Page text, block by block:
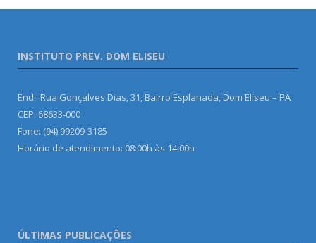
INSTITUTO PREV. DOM ELISEU
End.: Rua Gonçalves Dias, 31, Bairro Esplanada, Dom Eliseu – PA
CEP: 68633-000
Fone: (94) 99209-3185
Horário de atendimento: 08:00h às 14:00h
ÚLTIMAS PUBLICAÇÕES